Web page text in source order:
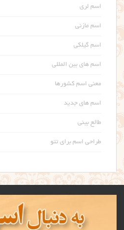
اسم لری
اسم مازنی
اسم گیلکی
اسم های بین المللی
معنی اسم کشورها
اسم های جدید
طالع بینی
طراحی اسم برای تتو